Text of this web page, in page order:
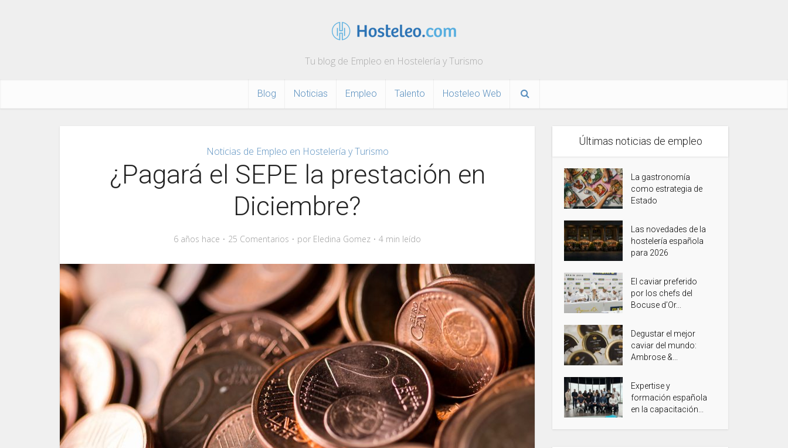
Tu blog de Empleo en Hostelería y Turismo
Blog Noticias Empleo Talento Hosteleo Web
Noticias de Empleo en Hostelería y Turismo
¿Pagará el SEPE la prestación en
Diciembre?
6 años hace 25 Comentarios por Eledina Gomez 4 min leído
Últimas noticias de empleo
La gastronomía
como estrategia de
Estado
Las novedades de la
hostelería española
para 2026
El caviar preferido
por los chefs del
Bocuse d’Or...
Degustar el mejor
caviar del mundo:
Ambrose &...
Expertise y
formación española
en la capacitación...